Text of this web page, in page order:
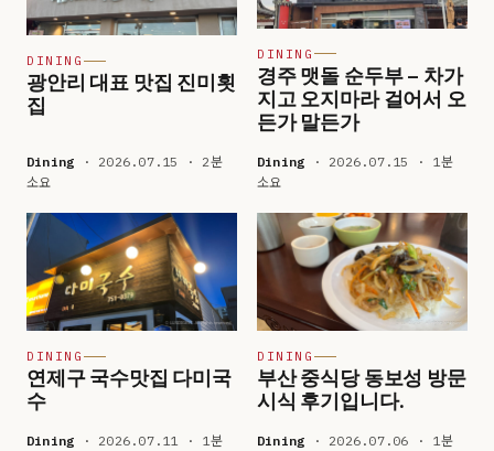
DINING
광안리 대표 맛집 진미횟
집
Dining · 2026.07.15 · 2분
소요
DINING
경주 맷돌 순두부 – 차가
지고 오지마라 걸어서 오
든가 말든가
Dining · 2026.07.15 · 1분
소요
DINING
연제구 국수맛집 다미국
수
Dining · 2026.07.11 · 1분
DINING
부산 중식당 동보성 방문
시식 후기입니다.
Dining · 2026.07.06 · 1분